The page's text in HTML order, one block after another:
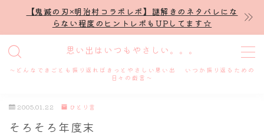
【鬼滅の刃×明治村コラボレポ】謎解きのネタバレにな
らない程度のヒントレポもUPしてます☆
思い出はいつもやさしい。。。
～どんなできごとも振り返ればきっとやさしい思い出 いつか振り返るための
日々の戯言～
MENU
プロフィール
2005.01.22 ひとり言
そろそろ年度末